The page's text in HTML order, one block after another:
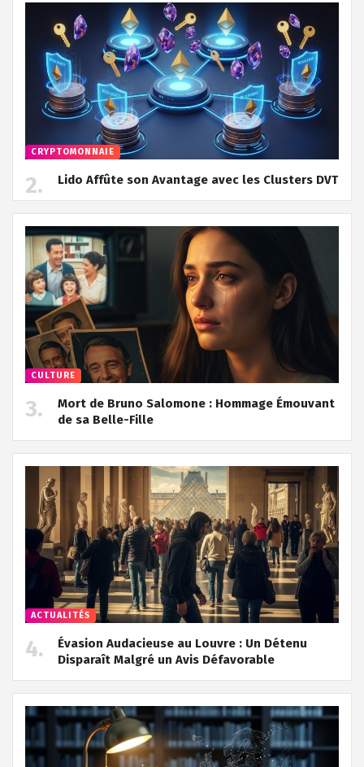
CRYPTOMONNAIE
Lido Affûte son Avantage avec les Clusters DVT
CULTURE
Mort de Bruno Salomone : Hommage Émouvant
de sa Belle-Fille
ACTUALITÉS
Évasion Audacieuse au Louvre : Un Détenu
Disparaît Malgré un Avis Défavorable